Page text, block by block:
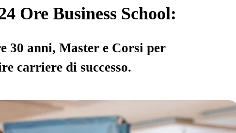
Ore Business School:
30 anni, Master e Corsi per
carriere di successo.